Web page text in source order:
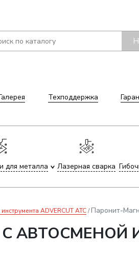
Техподдержка
для металла Лазерная сварка
ADVERCUT ATC Паронит-
АВТОСМЕНОЙ